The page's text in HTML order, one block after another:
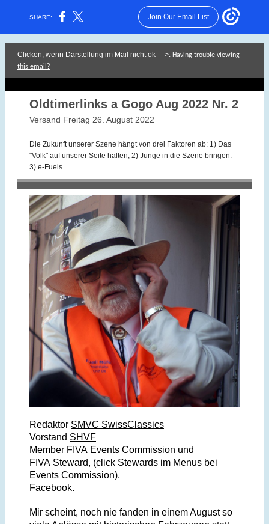
SHARE: Join Our Email List
Clicken, wenn Darstellung im Mail nicht ok --->: Having trouble viewing
this email?
Oldtimerlinks a Gogo Aug 2022 Nr. 2
Versand Freitag 26. August 2022
Die Zukunft unserer Szene hängt von drei Faktoren ab: 1) Das
"Volk" auf unserer Seite halten; 2) Junge in die Szene bringen.
3) e-Fuels.
Redaktor SMVC SwissClassics
Vorstand SHVF
Member FIVA Events Commission und
FIVA Steward, (click Stewards im Menus bei
Events Commission).
Facebook.
Mir scheint, noch nie fanden in einem August so